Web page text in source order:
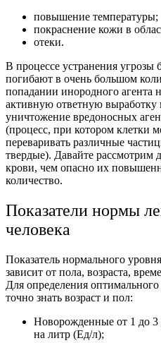
повышение температуры;
покраснение кожи в
отеки.
В процессе устранения угрозы
погибают в очень большом
попадании инородного агента
активную ответную
уничтожение вредоносных
(процесс, при котором клетки
переваривать различные
твердые). Давайте рассмотрим
крови, чем опасно их
количество.
Показатели нормы
человека
Показатель нормального
зависит от пола, возраста,
Для определения
точно знать возраст и пол:
Новорожденные от 1 до 3
на литр (Ед/л);